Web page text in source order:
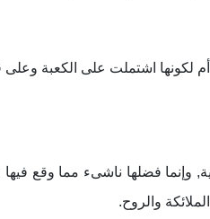
أم لكونها اشتملت على الكعبة
وإنما فضلها ناشىء مما وقع
والروح.